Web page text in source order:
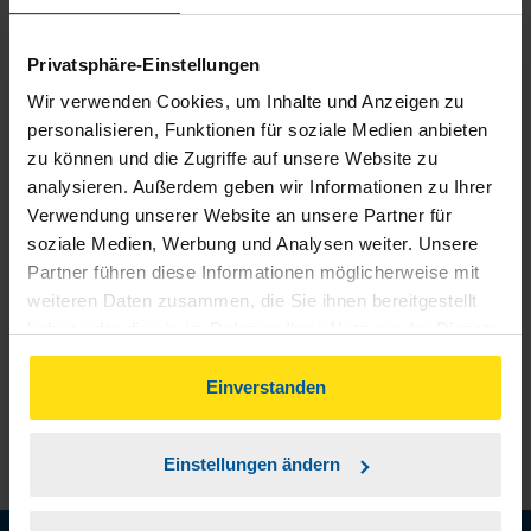
Privatsphäre-Einstellungen
Wir verwenden Cookies, um Inhalte und Anzeigen zu
personalisieren, Funktionen für soziale Medien anbieten
zu können und die Zugriffe auf unsere Website zu
analysieren. Außerdem geben wir Informationen zu Ihrer
Verwendung unserer Website an unsere Partner für
soziale Medien, Werbung und Analysen weiter. Unsere
Partner führen diese Informationen möglicherweise mit
weiteren Daten zusammen, die Sie ihnen bereitgestellt
gesammelt haben. Indem Sie auf Einverstanden klicken,
können Sie der Verwendung von Cookies, gemäß
unserer
Einverstanden
Einstellungen ändern
Wir sichern Ihnen alle Steuervorteile, die Ihnen
zustehen, und holen das optimale
Steuerergebnis für Sie raus.
Persönliche Beratung
Bei Fragen zur Steuer ist Ihre VLH-Beratungsstelle
immer für Sie da – ohne Zusatzkosten.
Fairer Beitrag
Sie zahlen für alle unsere Leistungen nur einen
Jahreseinnahmen richtet.